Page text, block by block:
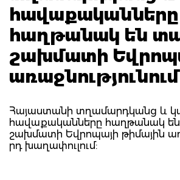
հավաքականները
հաղթանակ են
շախմատի
առաջնությունում
Հայաստանի տղամարդկանց և
հավաքականները հաղթանակ են
շախմատի Եվրոպայի թիմային
րդ խաղափուլում: